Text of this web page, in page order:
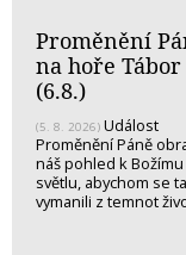
Proměnění
na hoře Tábor
(6.8.)
(5. 8. 2026) Událost
Proměnění Páně
náš pohled k Božímu
světlu, abychom se
vymanili z temnot